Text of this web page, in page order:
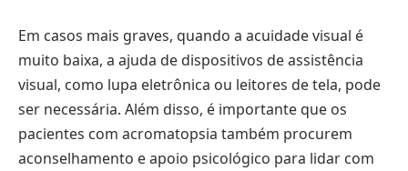
Em casos mais graves, quando a acuidade visual é
muito baixa, a ajuda de dispositivos de assistência
visual, como lupa eletrônica ou leitores de tela, pode
ser necessária. Além disso, é importante que os
pacientes com acromatopsia também procurem
aconselhamento e apoio psicológico para lidar com